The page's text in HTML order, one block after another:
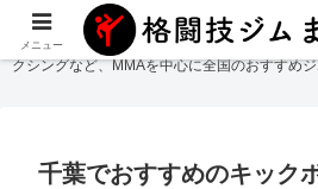
格闘技ジムまとめ
では総合格闘技・柔術・レス
クシングなど、MMAを中心に全国のおすすめ
千葉でおすすめのキック
メニュー